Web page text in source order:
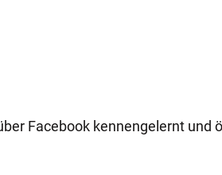
Facebook kennengelernt und